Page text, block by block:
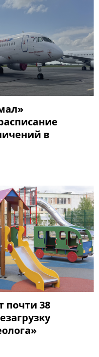
в
почти 38